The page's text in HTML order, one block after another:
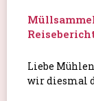
Liebe
wir diesmal